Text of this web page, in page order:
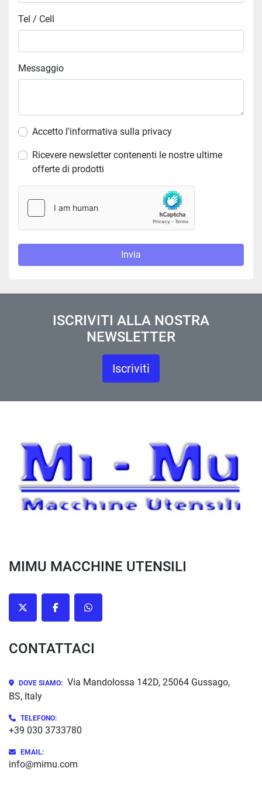
Tel / Cell
Messaggio
Accetto l'informativa sulla privacy
Ricevere newsletter contenenti le nostre ultime
offerte di prodotti
Invia
ISCRIVITI ALLA NOSTRA
NEWSLETTER
Iscriviti
MIMU MACCHINE UTENSILI
twitter facebookwhatsapp
CONTATTACI
DOVE SIAMO: Via Mandolossa 142D, 25064 Gussago,
BS, Italy
TELEFONO:
+39 030 3733780
EMAIL:
info@mimu.com